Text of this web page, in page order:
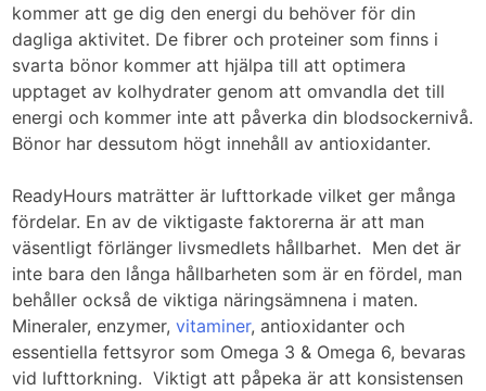
kommer att ge dig den energi du behöver för din
dagliga aktivitet. De fibrer och proteiner som finns i
svarta bönor kommer att hjälpa till att optimera
upptaget av kolhydrater genom att omvandla det till
energi och kommer inte att påverka din blodsockernivå.
Bönor har dessutom högt innehåll av antioxidanter.
ReadyHours maträtter är lufttorkade vilket ger många
fördelar. En av de viktigaste faktorerna är att man
väsentligt förlänger livsmedlets hållbarhet. Men det är
inte bara den långa hållbarheten som är en fördel, man
behåller också de viktiga näringsämnena i maten.
Mineraler, enzymer,vitaminer, antioxidanter och
essentiella fettsyror som Omega 3 & Omega 6, bevaras
vid lufttorkning. Viktigt att påpeka är att konsistensen